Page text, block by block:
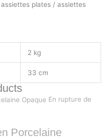
plates / assiettes
2 kg
33 cm
En rupture de
Porcelaine